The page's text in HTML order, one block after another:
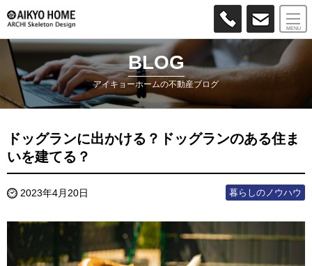
BLOG
アイキョーホームの不動産ブログ
ドッグランに出かける？ドッグランのある住ま
いを建てる？
2023年4月20日 暮らしのノウハウ
MENU